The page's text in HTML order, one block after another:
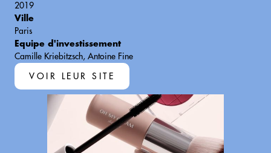
2019
Ville
Paris
Equipe d'investissement
Camille Kriebitzsch, Antoine Fine
VOIR LEUR SITE